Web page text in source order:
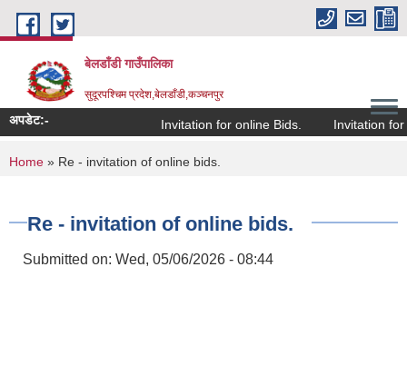
Skip to main content
बेलडाँडी गाउँपालिका
सुदूरपश्चिम प्रदेश,बेलडाँडी,कञ्चनपुर
अपडेट:- Invitation for online Bids. Invitation for
You are here
Home » Re - invitation of online bids.
Re - invitation of online bids.
Submitted on: Wed, 05/06/2026 - 08:44